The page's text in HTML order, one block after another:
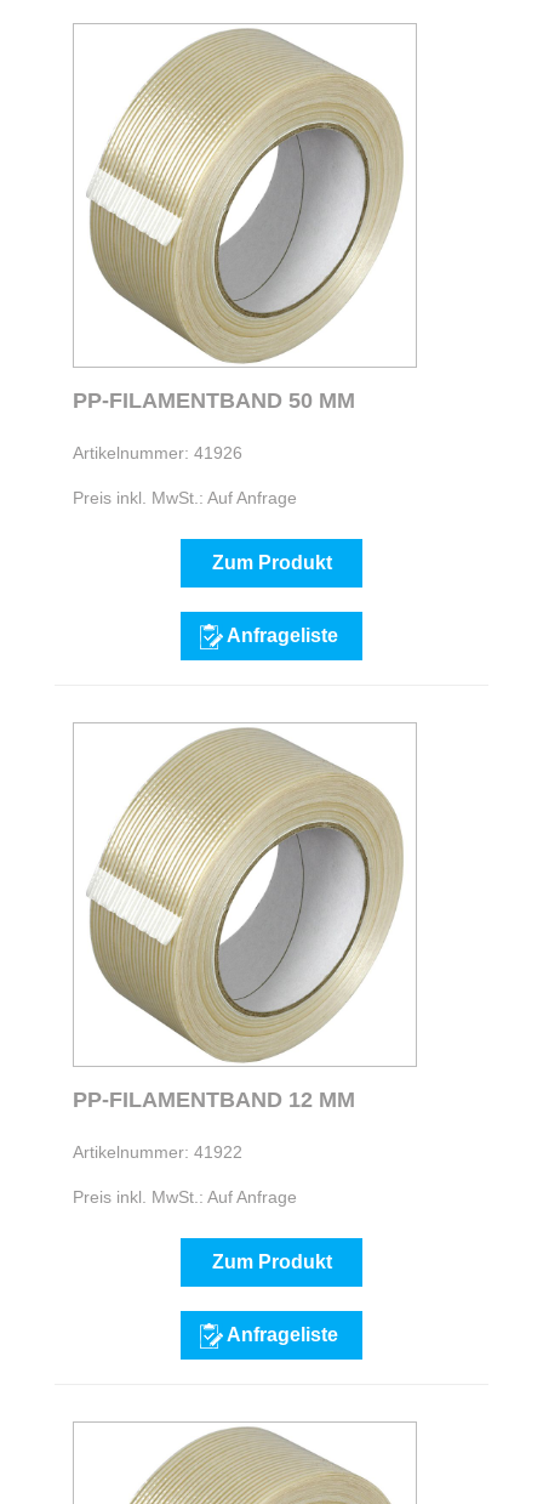
PP-FILAMENTBAND 50 MM
Artikelnummer: 41926
Preis inkl. MwSt.: Auf Anfrage
Zum Produkt
Anfrageliste
PP-FILAMENTBAND 12 MM
Artikelnummer: 41922
Preis inkl. MwSt.: Auf Anfrage
Zum Produkt
Anfrageliste